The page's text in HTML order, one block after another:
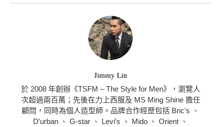
Jimmy Lin
於 2008 年創辦《TSFM – The Style for Men》，瀏覽人
次超過兩百萬；先後在力上西服及 MS Ming Shine 擔任
顧問，同時為個人造型師。品牌合作經歷包括 Bric′s 、
D′urban 、 G-star 、 Levi′s 、 Mido 、 Orient 、